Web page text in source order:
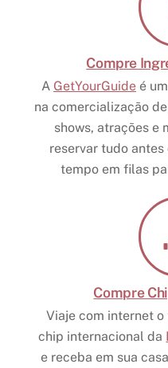
Compre
A GetYourGuideé
na comercialização
shows, atrações e
reservar tudo
tempo em filas
Compre
Viaje com internet
chip internacional da
e receba em sua